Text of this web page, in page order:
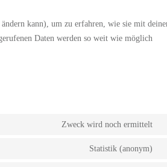
kann), um zu erfahren, wie sie mit
Daten werden so weit wie möglich
Zweck wird noch ermittelt
Statistik (anonym)